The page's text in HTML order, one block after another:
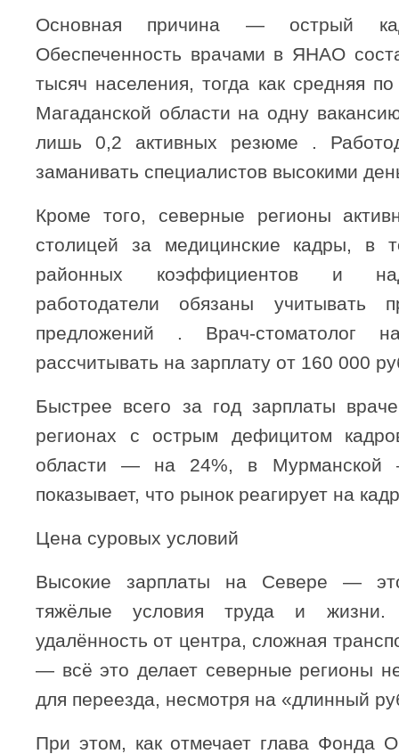
Основная причина — острый
Обеспеченность врачами в ЯНАО
тысяч населения, тогда как средняя
Магаданской области на одну
лишь 0,2 активных резюме .
заманивать специалистов высокими
Кроме того, северные регионы
столицей за медицинские кадры, в
районных коэффициентов и
работодатели обязаны учитывать
предложений . Врач-стоматолог
рассчитывать на зарплату от 160 000
Быстрее всего за год зарплаты
регионах с острым дефицитом
области — на 24%, в
показывает, что рынок реагирует на
Цена суровых условий
Высокие зарплаты на Севере —
тяжёлые условия труда и жизни.
удалённость от центра, сложная
— всё это делает северные регионы
для переезда, несмотря на «длинный
При этом, как отмечает глава Фонда